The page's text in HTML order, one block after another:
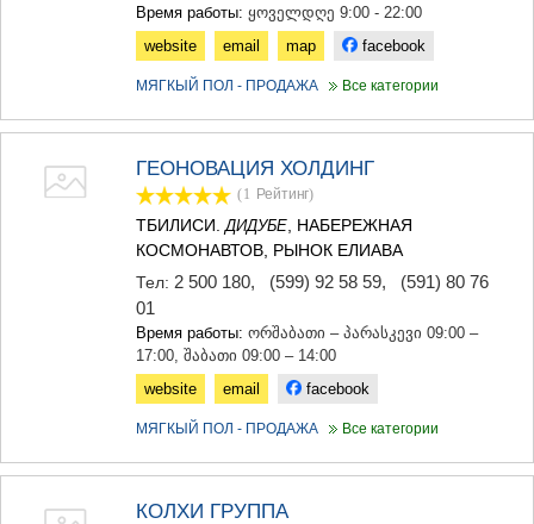
НИНОЦМИНДА
АБАСТУМАНИ
КВЕМО КАРТЛИ
ГАРДАБАНИ
ДМАНИСИ
ТЕТРИЦКАРО
Время работы: ყოველდღე 9:00 - 22:00
website
email map facebook
МЯГКЫЙ ПОЛ - ПРОДАЖА Все категории
ГЕОНОВАЦИЯ ХОЛДИНГ
(1 Рейтинг)
ТБИЛИСИ. ДИДУБЕ , НАБЕРЕЖНАЯ
КОСМОНАВТОВ, РЫНОК ЕЛИАВА
Тел: 2 500 180, (599) 92 58 59, (591) 80 76
01
Время работы: ორშაბათი – პარასკევი 09:00 –
17:00, შაბათი 09:00 – 14:00
website
email facebook
МЯГКЫЙ ПОЛ - ПРОДАЖА Все категории
КОЛХИ ГРУППА